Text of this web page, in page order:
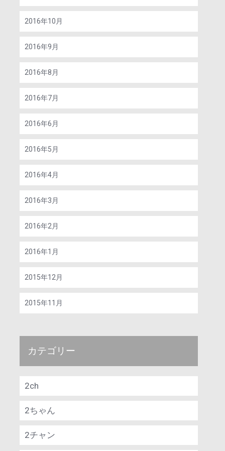
2016年10月
2016年9月
2016年8月
2016年7月
2016年6月
2016年5月
2016年4月
2016年3月
2016年2月
2016年1月
2015年12月
2015年11月
カテゴリー
2ch
2ちゃん
2チャン